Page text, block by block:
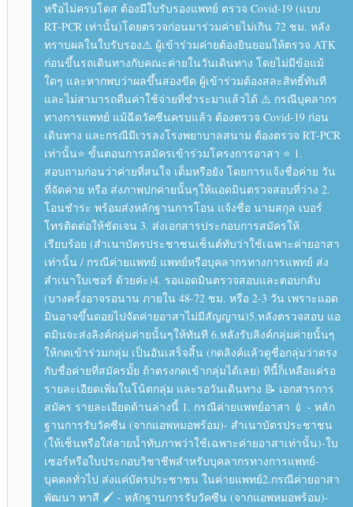
หรือไม่ครบโดส ต้องมีใบรับรองแพทย์​ ตรวจ Covid-19​ (แบบ
RT-PCR​ เท่านั้น)​โดยตรวจก่อนมาร่วมค่ายไม่เกิน 72 ชม. หลัง
ทราบผลในใบรับรอง​ ⚠️ ผู้เข้าร่วม​ค่ายต้องยินยอมให้ตรวจ ATK​
ก่อนขึ้นรถเดินทางกับคณะค่ายในวันเดินทาง โดยไม่มีข้อแม้
ใดๆ และหากพบว่าผลขึ้นสองขีด ผู้เข้าร่วม​ต้องสละสิทธิ์​ทันที
และไม่สามารถ​คืนค่าใช้จ่ายที่ชำระมาแล้วได้ ⚠️ กรณี​บุคลากร​
ทาง​การแพทย์​ แม้ฉีดวัคซีน​ครบแล้ว ต้องตรวจ Covid-19​ ก่อน
เดินทาง และกรณีมีเวรลงโรงพยาบาล​สนาม ต้องตรวจ RT-PCR​
เท่านั้น​ ⭐ ขั้นตอนการสมัครเข้าร่วมโครงการอาสา ⭐ 1.
สอบถามก่อนว่าค่ายที่สนใจ เต็มหรือยัง โดยการแจ้งชื่อค่าย วัน
ที่จัดค่าย หรือ ส่งภาพปกค่ายนั้นๆให้แอดมินตรวจสอบ​ที่ว่าง 2.
โอนชำระ พร้อมส่งหลักฐานการโอน แจ้ง​ชื่อ​ นามสกุล​ เบอร์
โทร​ติดต่อ​ให้ชัดเจน 3. ส่งเอกสารประกอบการสมัครให้
เรียบร้อย (สำเนาบัตรประชาชน​เซ็นต์​ทับว่าใช้เฉพาะค่ายอาสา
เท่านั้น / กรณีค่ายแพทย์ แพทย์​หรือบุคลากร​ทาง​การแพทย์​ ส่ง
สำเนาใบ​เซอร์​ ด้วยค่ะ)​ 4. รอแอดมินตรวจสอบและตอบกลับ
(บางครั้งอาจรอนาน ภายใน 48-72 ชม. หรือ 2-3 วัน เพราะแอด
มินอาจขึ้นดอยไปจัดค่ายอาสา​ไม่มีสัญญาน)​ 5.หลังตรวจสอบ แอ
ดมินจะส่งลิงค์​กลุ่ม​ค่ายนั้นๆให้ทันที 6.หลังรับลิงค์กลุ่มค่ายนั้นๆ
ให้กดเข้าร่วมกลุ่ม เป็นอันเสร็จสิ้น (กดลิงค์​แล้วดูชื่อกลุ่มว่าตรง
กับชื่อค่ายที่สมัครมั้ย ถ้าตรงกดเข้ากลุ่ม​ได้​เลย​)​ ทีนี้ก็เหลือแค่รอ
รายละเอียดเพิ่มในโน้ตกลุ่ม และรอวันเดินทาง 📝 เอกสารการ
สมัคร รายละเอียด​ด้านล่างนี้ 1. กรณีค่ายแพทย์อาสา 💉 - หลัก
ฐาน​การ​รับ​วัคซีน​ (จากแอพหมอพร้อม)​ - สำเนาบัตรประชาชน​
(ให้เซ็นหรือใส่ลายน้ำทับภาพว่าใช้เฉพาะค่ายอาสาเท่านั้น)​ -​ใบ
เซอร์​หรือใบประกอบวิชาชีพ​สำหรับบุคลากร​ทาง​การแพทย์​ -
บุคคล​ทั่วไป​ ส่งแค่บัตรประชาชน​ ในค่ายแพทย์​ 2.กรณีค่ายอาสา
พัฒนา​ ทาสี 🖌️ - หลักฐาน​การ​รับ​วัคซีน​ (จากแอพหมอพร้อม)​ -